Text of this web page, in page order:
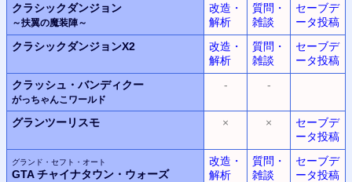
クラシックダンジョン
～扶翼の魔装陣～
改造・
解析
質問・
雑談
セーブデ
ータ投稿
クラシックダンジョンX2
改造・
解析
質問・
雑談
セーブデ
ータ投稿
クラッシュ・バンディクー
がっちゃんこワールド
- -
グランツーリスモ × ×
セーブデ
ータ投稿
グランド・セフト・オート
GTA チャイナタウン・ウォーズ
改造・
解析
質問・
雑談
セーブデ
ータ投稿